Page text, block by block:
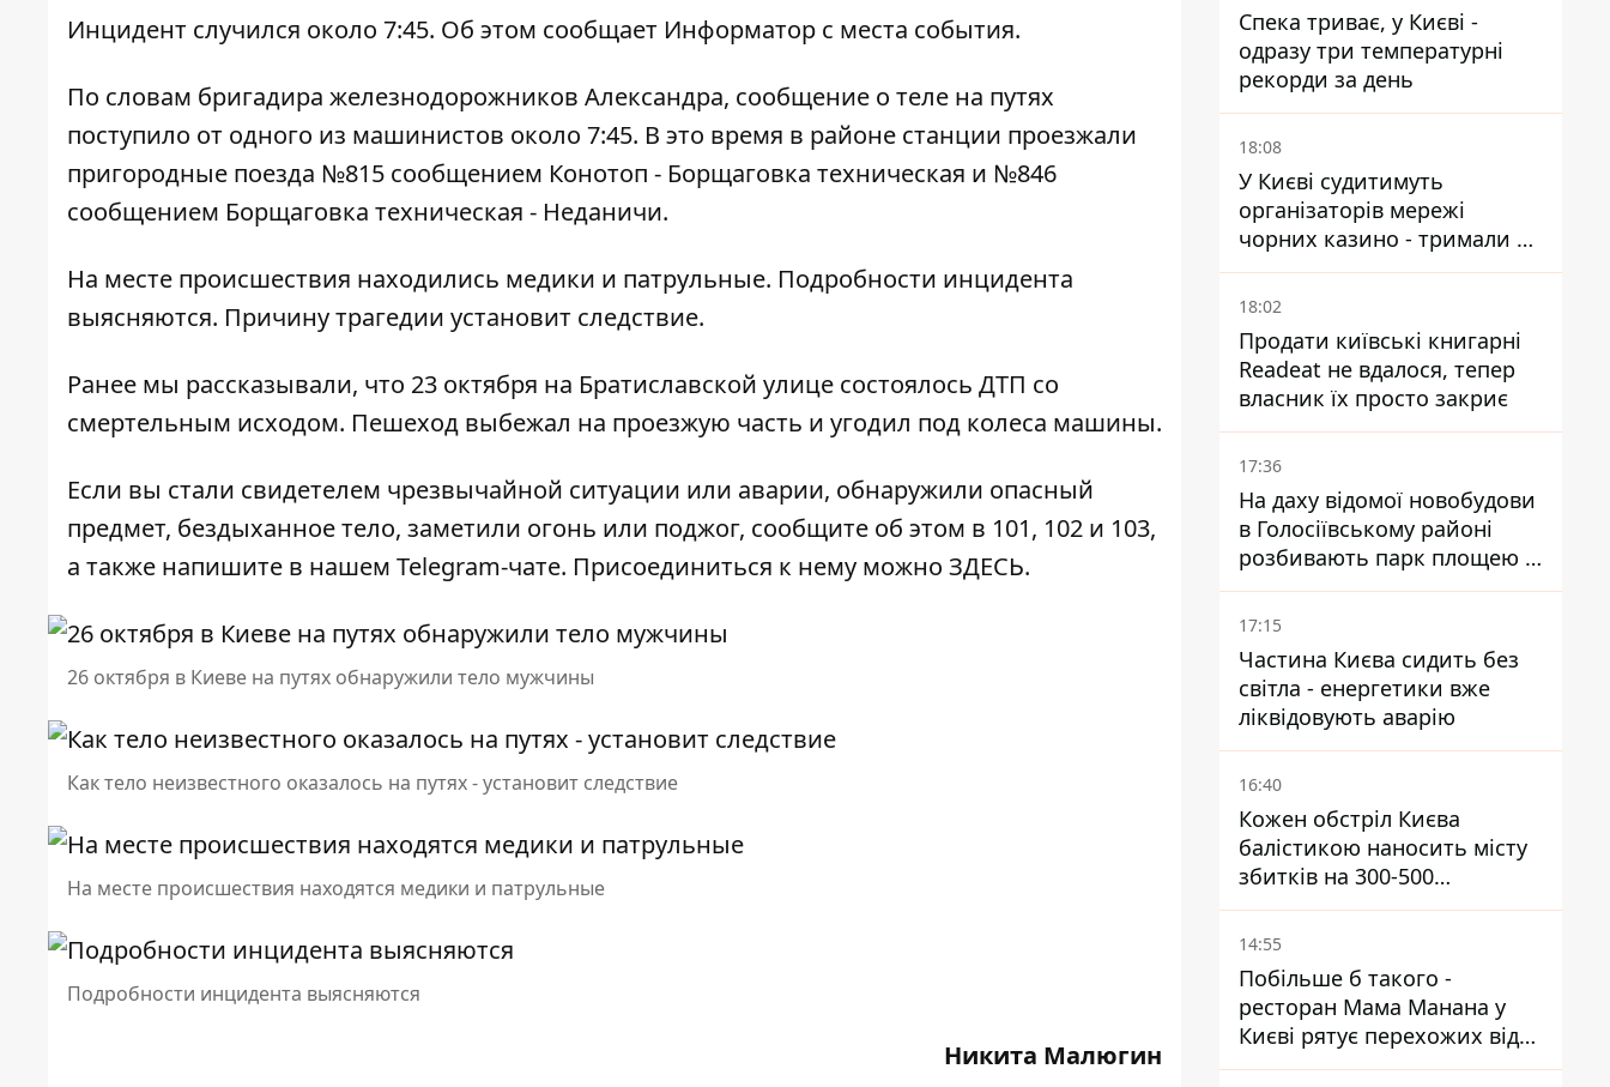
Инцидент случился около 7:45. Об этом сообщает Информатор с места события.
По словам бригадира железнодорожников Александра, сообщение о теле на путях
поступило от одного из машинистов около 7:45. В это время в районе станции проезжали
пригородные поезда №815 сообщением Конотоп - Борщаговка техническая и №846
сообщением Борщаговка техническая - Неданичи.
На месте происшествия находились медики и патрульные. Подробности инцидента
выясняются. Причину трагедии установит следствие.
Ранее мы рассказывали, что 23 октября на Братиславской улице состоялось ДТП со
смертельным исходом. Пешеход выбежал на проезжую часть и угодил под колеса машины.
Если вы стали свидетелем чрезвычайной ситуации или аварии, обнаружили опасный
предмет, бездыханное тело, заметили огонь или поджог, сообщите об этом в 101, 102 и 103,
а также напишите в нашем Telegram-чате. Присоединиться к нему можно ЗДЕСЬ.
26 октября в Киеве на путях обнаружили тело мужчины
Как тело неизвестного оказалось на путях - установит следствие
На месте происшествия находятся медики и патрульные
Подробности инцидента выясняются
Никита Малюгин
Спека триває, у Києві -
одразу три температурні
рекорди за день
18:08
У Києві судитимуть
організаторів мережі
чорних казино - тримали 39
закладів
18:02
Продати київські книгарні
Readeat не вдалося, тепер
власник їх просто закриє
17:36
На даху відомої новобудови
в Голосіївському районі
розбивають парк площею в
гектар
17:15
Частина Києва сидить без
світла - енергетики вже
ліквідовують аварію
16:40
Кожен обстріл Києва
балістикою наносить місту
збитків на 300-500
мільйонів - Петро
Пантелеєв
14:55
Побільше б такого -
ресторан Мама Манана у
Києві рятує перехожих від
спеки